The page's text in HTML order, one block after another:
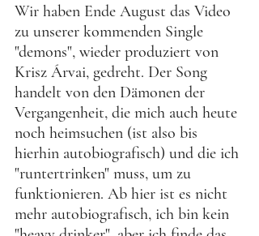
Wir haben Ende August das Video
zu unserer kommenden Single
"demons", wieder produziert von
Krisz Árvai, gedreht. Der Song
handelt von den Dämonen der
Vergangenheit, die mich auch heute
noch heimsuchen (ist also bis
hierhin autobiografisch) und die ich
"runtertrinken" muss, um zu
funktionieren. Ab hier ist es nicht
mehr autobiografisch, ich bin kein